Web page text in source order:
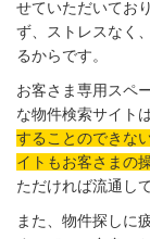
せていただいてお
ず、ストレスなく
るからです。
お客さま専用スペ
な物件検索サイト
することのできな
イトもお客さまの
ただければ流通し
また、物件探しに